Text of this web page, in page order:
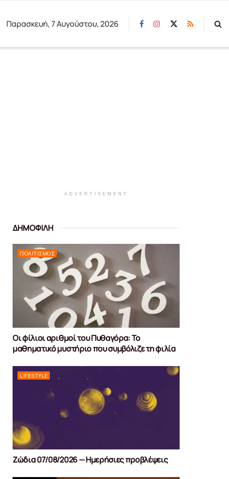
Παρασκευή, 7 Αυγούστου, 2026
ADVERTISEMENT
ΔΗΜΟΦΙΛΗ
ΠΟΛΙΤΙΣΜΌΣ
Οι φίλιοι αριθμοί του Πυθαγόρα: Το
μαθηματικό μυστήριο που συμβόλιζε τη φιλία
LIFESTYLE
Ζώδια 07/08/2026 — Ημερήσιες προβλέψεις